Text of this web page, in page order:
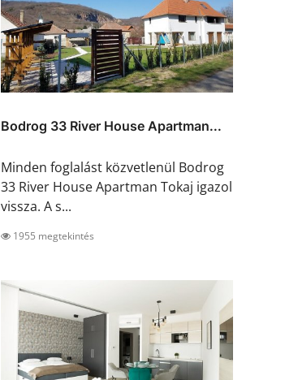
Bodrog 33 River House Apartman...
Minden foglalást közvetlenül Bodrog
33 River House Apartman Tokaj igazol
vissza. A s...
1955 megtekintés